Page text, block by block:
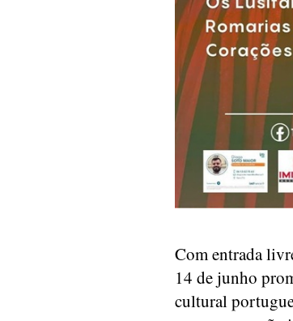
Com entrada
14 de junho
cultural